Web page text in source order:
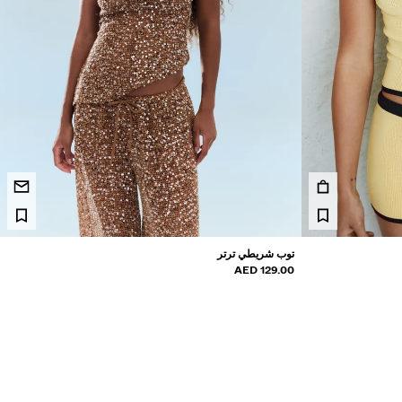
توب شريطي ترتر
129.00 AED